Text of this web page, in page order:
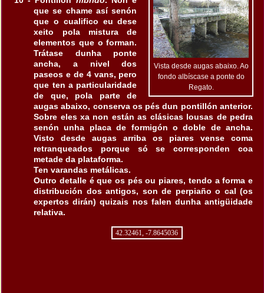
Vista desde augas abaixo. Ao
fondo albíscase a ponte do
Regato.
que se chame así senón
que o cualifico eu dese
xeito pola mistura de
elementos que o forman.
Trátase dunha ponte
ancha, a nivel dos
paseos e de 4 vans, pero
que ten a particularidade
de que, pola parte de
augas abaixo, conserva os pés dun pontillón anterior.
Sobre eles xa non están as clásicas lousas de pedra
senón unha placa de formigón o doble de ancha.
Visto desde augas arriba os piares vense coma
retranqueados porque só se corresponden coa
metade da plataforma.
Ten varandas metálicas.
Outro detalle é que os pés ou piares, tendo a forma e
distribución dos antigos, son de perpiaño o cal (os
expertos dirán) quizais nos falen dunha antigüidade
relativa.
42.32461, -7.8645036